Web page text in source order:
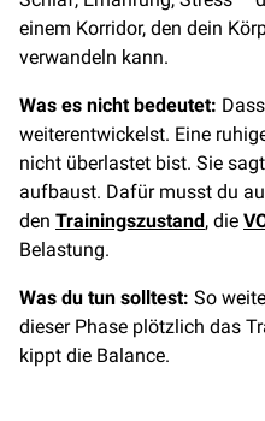
einem Korridor, den dein
verwandeln kann.
Was es nicht bedeutet:
weiterentwickelst. Eine
nicht überlastet bist. Sie
aufbaust. Dafür musst du
den Trainingszustand , die
Belastung.
Was du tun solltest: So
dieser Phase plötzlich das
kippt die Balance.